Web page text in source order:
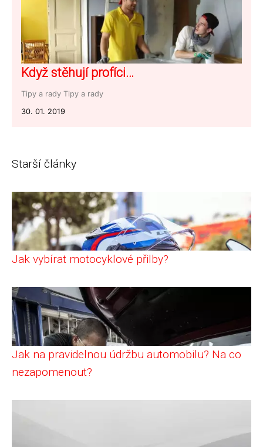
Když stěhují profíci…
Tipy a rady Tipy a rady
30. 01. 2019
Starší články
Jak vybírat motocyklové přilby?
Jak na pravidelnou údržbu automobilu? Na co
nezapomenout?